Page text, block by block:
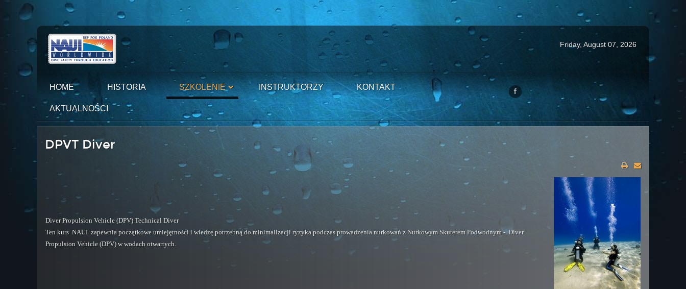
Friday, August 07, 2026
HOME HISTORIA SZKOLENIE INSTRUKTORZY KONTAKT
AKTUALNOŚCI
DPVT Diver
Diver Propulsion Vehicle (DPV) Technical Diver
Ten kurs NAUI zapewnia początkowe umiejętności i wiedzę potrzebną do minimalizacji ryzyka podczas prowadzenia nurkowań z Nurkowym Skuterem Podwodnym - Diver
Propulsion Vehicle (DPV) w wodach otwartych.